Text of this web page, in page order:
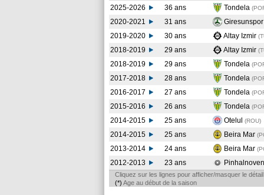
2025-2026 36 ans Tondela
2020-2021
31 ans Giresunspor
2019-2020
30 ans Altay Izmir
2018-2019
29 ans Altay Izmir
2018-2019
29 ans Tondela
2017-2018
28 ans Tondela
2016-2017
27 ans Tondela
2015-2016
26 ans Tondela
2014-2015
25 ans Otelul (ROU)
2014-2015
25 ans Beira Mar
2013-2014
24 ans Beira Mar
2012-2013
23 ans
Cliquez sur les lignes pour afficher/masquer le
(*) Age au début de la saison